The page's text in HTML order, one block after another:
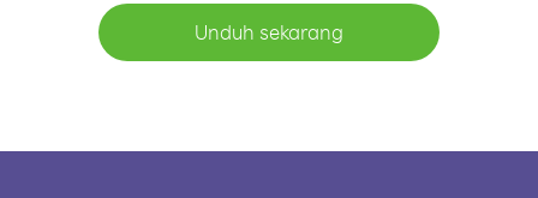
Unduh sekarang